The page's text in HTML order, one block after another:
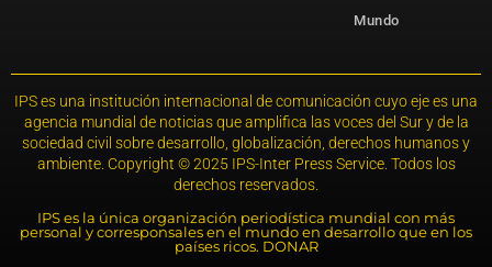
Mundo
IPS es una institución internacional de comunicación cuyo eje es una
agencia mundial de noticias que amplifica las voces del Sur y de la
sociedad civil sobre desarrollo, globalización, derechos humanos y
ambiente. Copyright © 2025 IPS-Inter Press Service. Todos los
derechos reservados.
IPS es la única organización periodística mundial con más
personal y corresponsales en el mundo en desarrollo que en los
países ricos. DONAR